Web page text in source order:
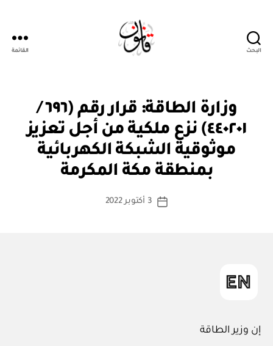
البحث القائمة
التصنيفات
وزارة الطاقة: قرار رقم (٦٩٦ /
٤٤٠٢٠١) نزع ملكية من أجل تعزيز
موثوقية الشبكة الكهربائية
بمنطقة مكة المكرمة
كاتب
ا
س
ة
تاريخ
3 أكتوبر 2022
إن وزير الطاقة